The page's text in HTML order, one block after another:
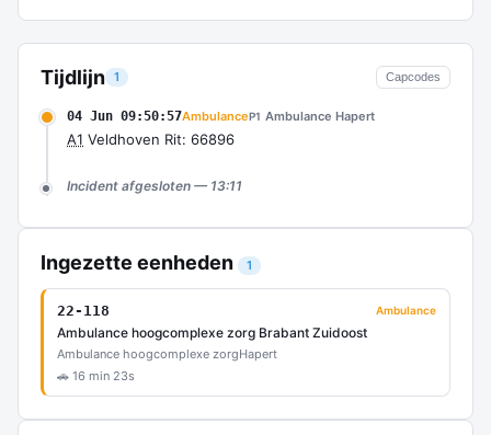
Tijdlijn 1 Capcodes
04 Jun 09:50:57AmbulanceP1 Ambulance Hapert
A1 Veldhoven Rit: 66896
Incident afgesloten — 13:11
Ingezette eenheden 1
22-118 Ambulance
Ambulance hoogcomplexe zorg Brabant Zuidoost
Ambulance hoogcomplexe zorgHapert
🚗 16 min 23s